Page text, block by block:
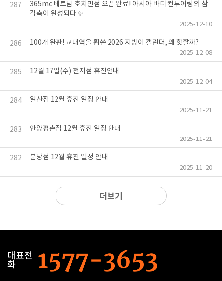
287
365mc 베트남 호치민점 오픈 완료! 아시아 바디 컨투어링의 삼
각축이 완성되다 ✨
2025-12-10
286 100개 완판! 교대역을 휩쓴 2026 지방이 캘린더, 왜 핫할까?
2025-12-08
285 12월 17일(수) 전지점 휴진안내
2025-12-04
284 일산점 12월 휴진 일정 안내
2025-11-21
283 안양평촌점 12월 휴진 일정 안내
2025-11-21
282 분당점 12월 휴진 일정 안내
2025-11-20
더보기
대표전
화